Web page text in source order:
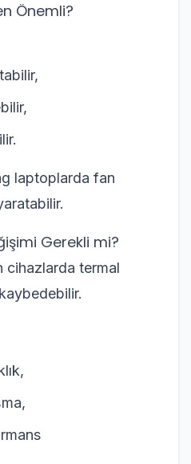
Önemli?
laptoplarda fan
Gerekli mi?
cihazlarda termal